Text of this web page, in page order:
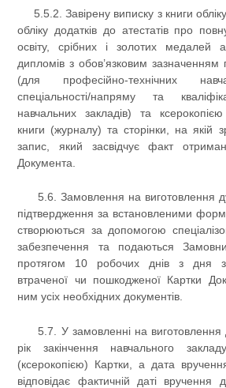
5.5.2. Завірену виписку з книги обліку
обліку додатків до атестатів про
освіту, срібних і золотих медалей
дипломів з обов’язковим зазначенням
(для професійно-технічних
спеціальності/напряму та
навчальних закладів) та ксерокопією
книги (журналу) та сторінки, на якій
запис, який засвідчує факт
Документа.
5.6. Замовлення на виготовлення
підтвердження за встановленими
створюються за допомогою
забезпечення та подаються
протягом 10 робочих днів з дня
втраченої чи пошкодженої Картки
ним усіх необхідних документів.
5.7. У замовленні на виготовлення
рік закінчення навчального
(ксерокопією) Картки, а дата
відповідає фактичній даті вручення